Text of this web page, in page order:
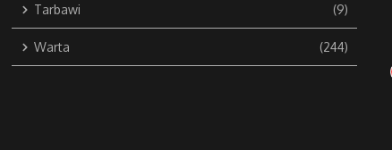
Tarbawi (9)
Warta (244)